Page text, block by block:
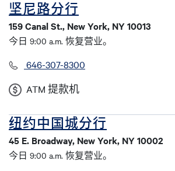
坚尼路分行
159 Canal St., New York, NY 10013
今日 9:00 a.m. 恢复营业。
646-307-8300
ATM 提款机
纽约中国城分行
45 E. Broadway, New York, NY 10002
今日 9:00 a.m. 恢复营业。